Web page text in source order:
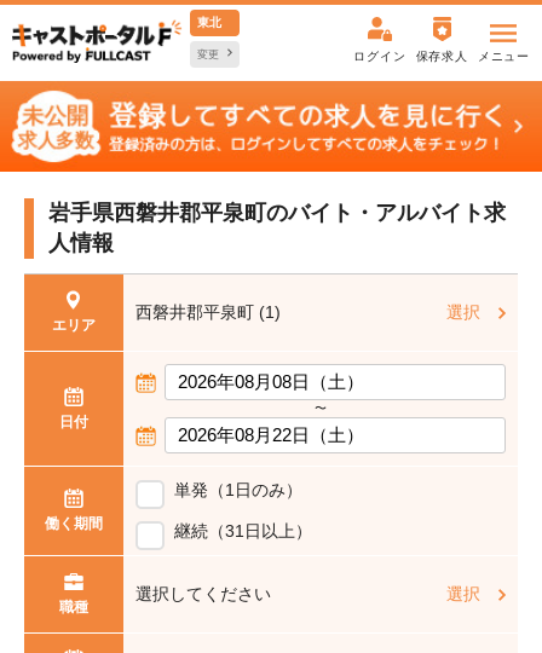
東北
変更 ログイン 保存求人 メニュー
岩手県西磐井郡平泉町のバイト・アルバイト求
人情報
エリア
西磐井郡平泉町 (1) 選択
日付
〜
働く期間
単発（1日のみ）
継続（31日以上）
職種
選択してください 選択